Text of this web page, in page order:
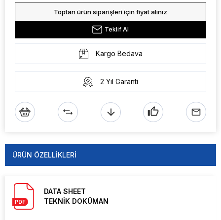
Toptan ürün siparişleri için fiyat alınız
Teklif Al
Kargo Bedava
2 Yıl Garanti
ÜRÜN ÖZELLIKLERI
DATA SHEET
TEKNİK DOKÜMAN